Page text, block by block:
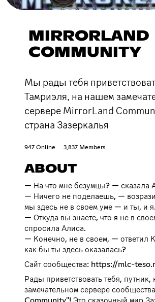
MIRRORLAND
COMMUNITY
Мы рады тебя
Тамриэля, на нашем
сервере MirrorLand
страна Зазеркалья
947 Online 3,837 Members
ABOUT
— На что мне безумцы? — сказала
— Ничего не поделаешь, —
мы здесь не в своем уме — и ты, и я.
— Откуда вы знаете, что я не в
спросила Алиса.
— Конечно, не в своем, — ответил
как бы ты здесь оказалась?
Сайт сообщества: https://mlc-
Рады приветствовать тебя,
замечательном сервере
Community"! Это сказочный мир